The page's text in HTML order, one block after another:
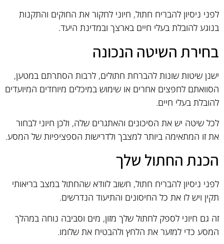
לפני ניסיון להבריח חתול, חיוני לחקור את החוקים והתקנות
בנוגע להובלת בעלי חיים בארצך ובמדינת היעד.
בחירת השיטה הנכונה
ישנן שיטות שונות להברחת חתולים, לרבות הסתרתם במטען,
הסוואתם לחפצים אחרים או שימוש במיכלים מיוחדים המיועדים
להובלת בעלי חיים.
לכל שיטה יש את הסיכונים והאתגרים שלה, ולכן חיוני לבחור
את זו המתאימה ביותר למצבך ולדרישות הספציפיות של המסע.
הכנת החתול שלך
לפני ניסיון להבריח חתול, חשוב לוודא שהחתול במצב בריאותי
תקין ויש לו את כל החיסונים והתיעוד הנדרשים.
זה גם חיוני לספק לחתול שלך מזון, מים וסביבה נוחה במהלך
המסע כדי למזער את הלחץ ולהבטיח את שלומו.